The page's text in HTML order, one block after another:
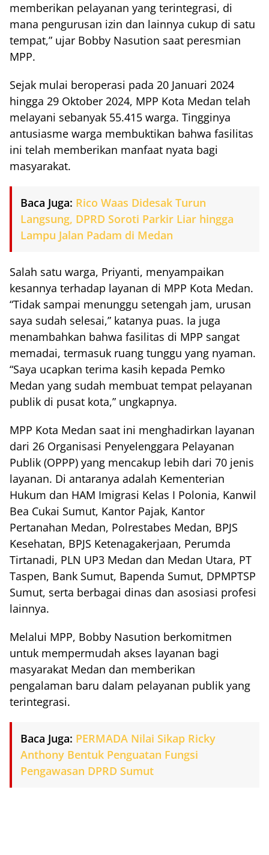
memberikan pelayanan yang terintegrasi, di
mana pengurusan izin dan lainnya cukup di satu
tempat,” ujar Bobby Nasution saat peresmian
MPP.
Sejak mulai beroperasi pada 20 Januari 2024
hingga 29 Oktober 2024, MPP Kota Medan telah
melayani sebanyak 55.415 warga. Tingginya
antusiasme warga membuktikan bahwa fasilitas
ini telah memberikan manfaat nyata bagi
masyarakat.
Baca Juga: Rico Waas Didesak Turun
Langsung, DPRD Soroti Parkir Liar hingga
Lampu Jalan Padam di Medan
Salah satu warga, Priyanti, menyampaikan
kesannya terhadap layanan di MPP Kota Medan.
“Tidak sampai menunggu setengah jam, urusan
saya sudah selesai,” katanya puas. Ia juga
menambahkan bahwa fasilitas di MPP sangat
memadai, termasuk ruang tunggu yang nyaman.
“Saya ucapkan terima kasih kepada Pemko
Medan yang sudah membuat tempat pelayanan
publik di pusat kota,” ungkapnya.
MPP Kota Medan saat ini menghadirkan layanan
dari 26 Organisasi Penyelenggara Pelayanan
Publik (OPPP) yang mencakup lebih dari 70 jenis
layanan. Di antaranya adalah Kementerian
Hukum dan HAM Imigrasi Kelas I Polonia, Kanwil
Bea Cukai Sumut, Kantor Pajak, Kantor
Pertanahan Medan, Polrestabes Medan, BPJS
Kesehatan, BPJS Ketenagakerjaan, Perumda
Tirtanadi, PLN UP3 Medan dan Medan Utara, PT
Taspen, Bank Sumut, Bapenda Sumut, DPMPTSP
Sumut, serta berbagai dinas dan asosiasi profesi
lainnya.
Melalui MPP, Bobby Nasution berkomitmen
untuk mempermudah akses layanan bagi
masyarakat Medan dan memberikan
pengalaman baru dalam pelayanan publik yang
terintegrasi.
Baca Juga: PERMADA Nilai Sikap Ricky
Anthony Bentuk Penguatan Fungsi
Pengawasan DPRD Sumut